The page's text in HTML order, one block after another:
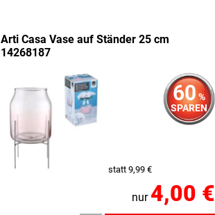
Arti Casa Vase auf Ständer 25 cm
14268187
60 %
SPAREN
statt 9,99 €
nur 4,00 €